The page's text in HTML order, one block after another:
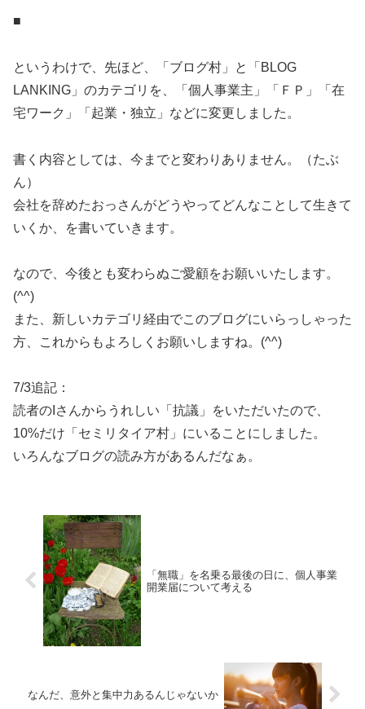
■
というわけで、先ほど、「ブログ村」と「BLOG
LANKING」のカテゴリを、「個人事業主」「ＦＰ」「在
宅ワーク」「起業・独立」などに変更しました。
書く内容としては、今までと変わりありません。（たぶ
ん）
会社を辞めたおっさんがどうやってどんなことして生きて
いくか、を書いていきます。
なので、今後とも変わらぬご愛顧をお願いいたします。
(^^)
また、新しいカテゴリ経由でこのブログにいらっしゃった
方、これからもよろしくお願いしますね。(^^)
7/3追記：
読者のIさんからうれしい「抗議」をいただいたので、
10%だけ「セミリタイア村」にいることにしました。
いろんなブログの読み方があるんだなぁ。
「無職」を名乗る最後の日に、個人事業
開業届について考える
なんだ、意外と集中力あるんじゃないか